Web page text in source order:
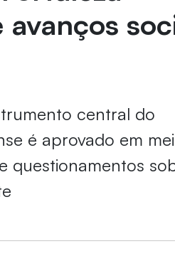
central do
é aprovado em
questionamentos